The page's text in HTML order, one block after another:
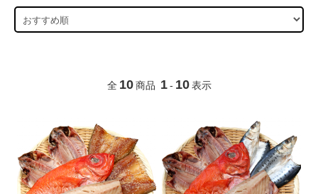
全 10 商品 1 - 10 表示